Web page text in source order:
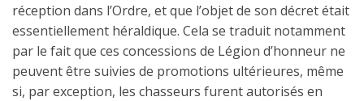
réception dans l’Ordre, et que l’objet de son décret était
essentiellement héraldique. Cela se traduit notamment
par le fait que ces concessions de Légion d’honneur ne
peuvent être suivies de promotions ultérieures, même
si, par exception, les chasseurs furent autorisés en